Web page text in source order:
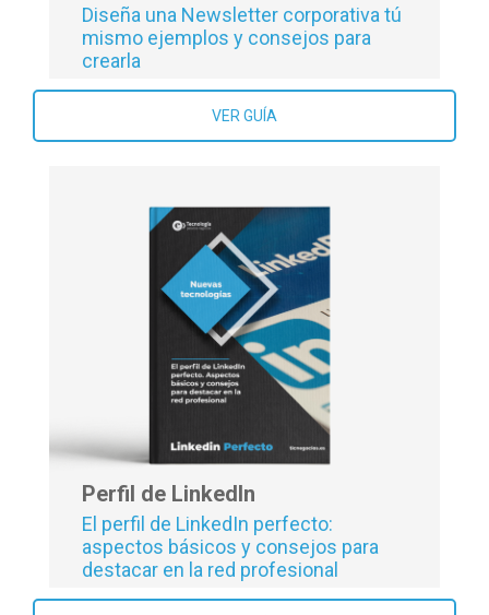
Diseña una Newsletter corporativa tú
mismo ejemplos y consejos para
crearla
VER GUÍA
Perfil de LinkedIn
El perfil de LinkedIn perfecto:
aspectos básicos y consejos para
destacar en la red profesional